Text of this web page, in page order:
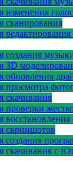
сканирования
создания
3D
просмотра
скачивания
скриншотов
создания
скачивания с